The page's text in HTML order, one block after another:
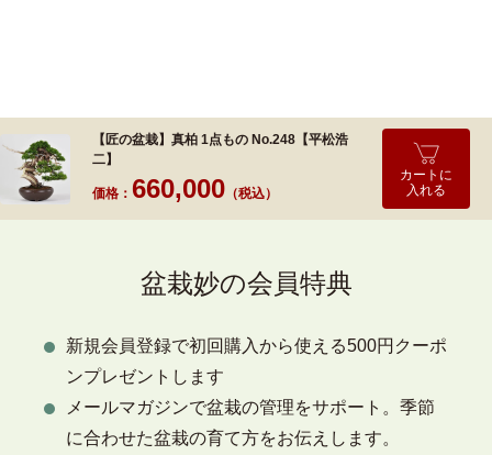
【匠の盆栽】真柏 1点もの No.248【平松浩
二】
価格： 660,000 （税込）
カートに
入れる
盆栽妙の会員特典
新規会員登録で初回購入から使える500円クーポ
ンプレゼントします
メールマガジンで盆栽の管理をサポート。季節
に合わせた盆栽の育て方をお伝えします。